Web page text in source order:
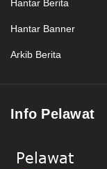
Hantar Berita
Hantar Banner
Arkib Berita
Info Pelawat